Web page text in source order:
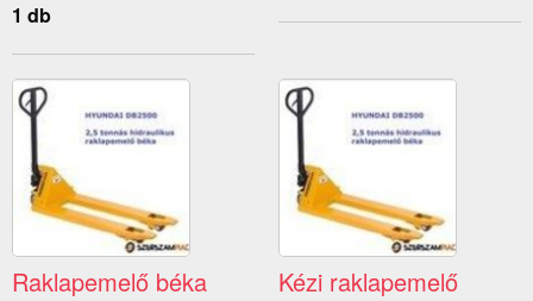
1 db
Raklapemelő béka Kézi raklapemelő